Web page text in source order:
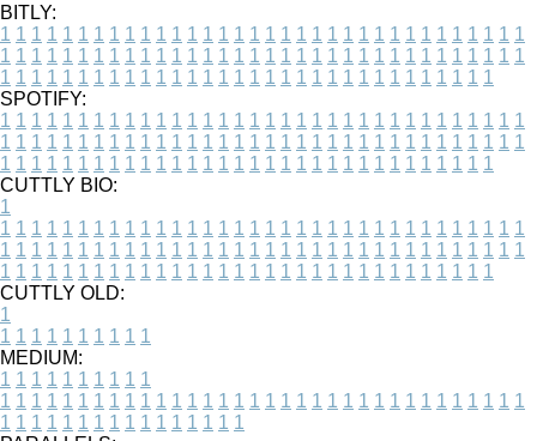
BITLY:
1 1 1 1 1 1 1 1 1 1 1 1 1 1 1 1 1 1 1 1 1 1 1 1 1 1 1 1 1 1 1 1 1 1
1 1 1 1 1 1 1 1 1 1 1 1 1 1 1 1 1 1 1 1 1 1 1 1 1 1 1 1 1 1 1 1 1 1
1 1 1 1 1 1 1 1 1 1 1 1 1 1 1 1 1 1 1 1 1 1 1 1 1 1 1 1 1 1 1 1
SPOTIFY:
1 1 1 1 1 1 1 1 1 1 1 1 1 1 1 1 1 1 1 1 1 1 1 1 1 1 1 1 1 1 1 1 1 1
1 1 1 1 1 1 1 1 1 1 1 1 1 1 1 1 1 1 1 1 1 1 1 1 1 1 1 1 1 1 1 1 1 1
1 1 1 1 1 1 1 1 1 1 1 1 1 1 1 1 1 1 1 1 1 1 1 1 1 1 1 1 1 1 1 1
CUTTLY BIO:
1
1 1 1 1 1 1 1 1 1 1 1 1 1 1 1 1 1 1 1 1 1 1 1 1 1 1 1 1 1 1 1 1 1 1
1 1 1 1 1 1 1 1 1 1 1 1 1 1 1 1 1 1 1 1 1 1 1 1 1 1 1 1 1 1 1 1 1 1
1 1 1 1 1 1 1 1 1 1 1 1 1 1 1 1 1 1 1 1 1 1 1 1 1 1 1 1 1 1 1 1
CUTTLY OLD:
1
1 1 1 1 1 1 1 1 1 1
MEDIUM:
1 1 1 1 1 1 1 1 1 1
1 1 1 1 1 1 1 1 1 1 1 1 1 1 1 1 1 1 1 1 1 1 1 1 1 1 1 1 1 1 1 1 1 1
1 1 1 1 1 1 1 1 1 1 1 1 1 1 1 1